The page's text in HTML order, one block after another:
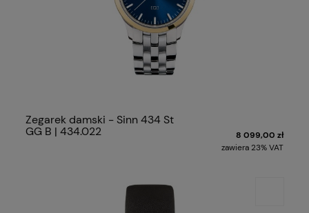
Zegarek damski - Sinn 434 St
GG B | 434.022
8 099,00 zł
zawiera 23% VAT